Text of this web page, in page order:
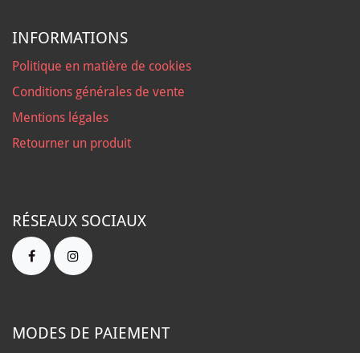
INFORMATIONS
Politique en matière de cookies
Conditions générales de vente
Mentions légales
Retourner un produit
RÉSEAUX SOCIAUX
MODES DE PAIEMENT